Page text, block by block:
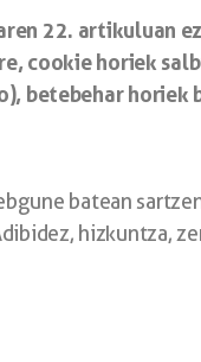
22. artikuluan
cookie horiek
betebehar horiek
batean
hizkuntza,